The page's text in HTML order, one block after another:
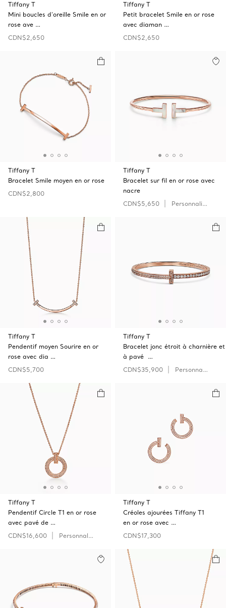
Tiffany T
Mini boucles d’oreille Smile en or
rose ave …
CDN$2,650
Tiffany T
Petit bracelet Smile en or rose
avec diaman …
CDN$2,650
Tiffany T
Bracelet Smile moyen en or rose
CDN$2,800
Tiffany T
Bracelet sur fil en or rose avec
nacre
CDN$5,650
Personnaliser
Tiffany T
Pendentif moyen Sourire en or
rose avec dia …
CDN$5,700
Tiffany T
Bracelet jonc étroit à charnière et
à pavé …
CDN$35,900
Personnaliser
Tiffany T
Pendentif Circle T1 en or rose
avec pavé de …
CDN$16,600
Personnaliser
Tiffany T
Créoles ajourées Tiffany T1
en or rose avec …
CDN$17,300